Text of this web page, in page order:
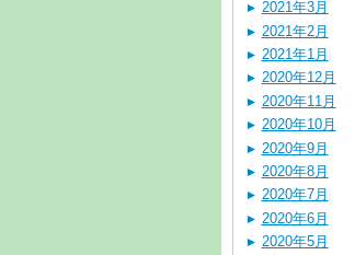
2021年3月
2021年2月
2021年1月
2020年12月
2020年11月
2020年10月
2020年9月
2020年8月
2020年7月
2020年6月
2020年5月